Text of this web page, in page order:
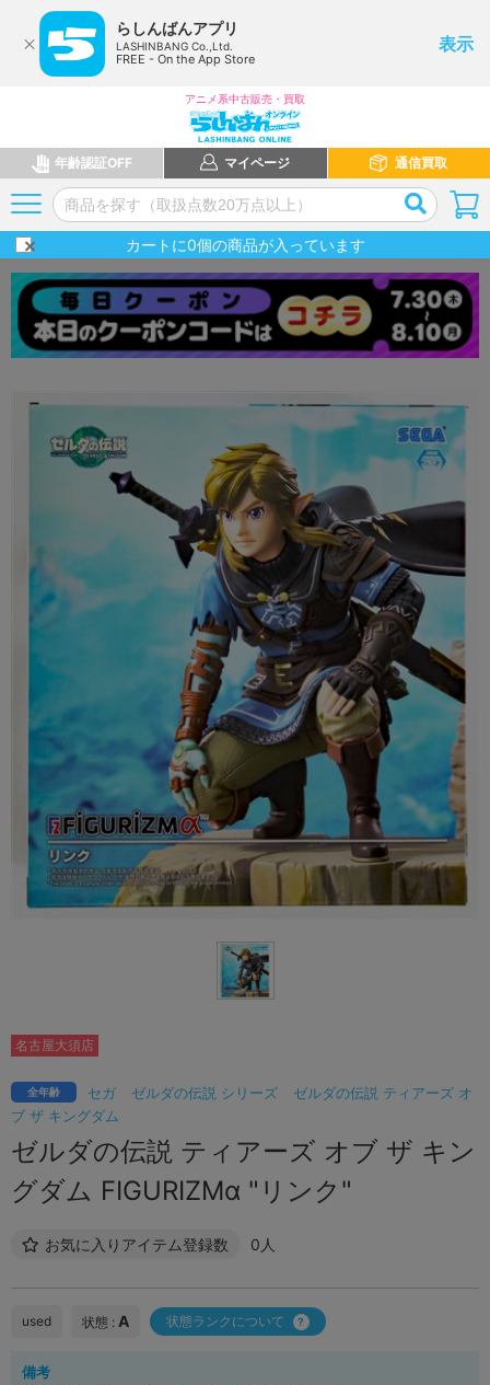
らしんばんアプリ
LASHINBANG Co.,Ltd.
FREE - On the App Store
表示
アニメ系中古販売・買取
年齢認証OFF マイページ 通信買取
カートに0個の商品が入っています
セガ ゼルダの伝説 シリーズ
ゼルダの伝説 ティアーズ オ
ブ ザ キングダム
全年齢
ゼルダの伝説 ティアーズ オブ ザ キン
グダム FIGURIZMα "リンク"
お気に入りアイテム登録数 0人
名古屋大須店
used 状態 : A 状態ランクについて
備考